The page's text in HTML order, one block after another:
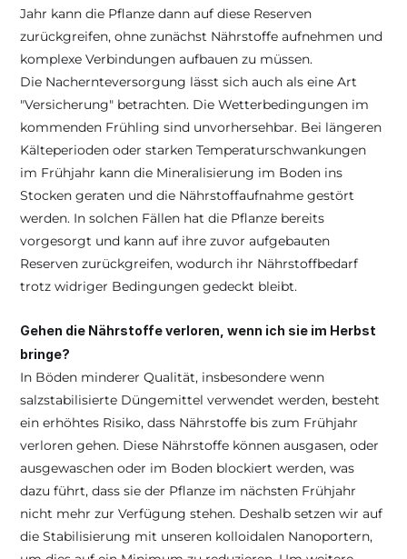
Jahr kann die Pflanze dann auf diese Reserven
zurückgreifen, ohne zunächst Nährstoffe aufnehmen und
komplexe Verbindungen aufbauen zu müssen.
Die Nachernteversorgung lässt sich auch als eine Art
"Versicherung" betrachten. Die Wetterbedingungen im
kommenden Frühling sind unvorhersehbar. Bei längeren
Kälteperioden oder starken Temperaturschwankungen
im Frühjahr kann die Mineralisierung im Boden ins
Stocken geraten und die Nährstoffaufnahme gestört
werden. In solchen Fällen hat die Pflanze bereits
vorgesorgt und kann auf ihre zuvor aufgebauten
Reserven zurückgreifen, wodurch ihr Nährstoffbedarf
trotz widriger Bedingungen gedeckt bleibt.
Gehen die Nährstoffe verloren, wenn ich sie im Herbst
bringe?
In Böden minderer Qualität, insbesondere wenn
salzstabilisierte Düngemittel verwendet werden, besteht
ein erhöhtes Risiko, dass Nährstoffe bis zum Frühjahr
verloren gehen. Diese Nährstoffe können ausgasen, oder
ausgewaschen oder im Boden blockiert werden, was
dazu führt, dass sie der Pflanze im nächsten Frühjahr
nicht mehr zur Verfügung stehen. Deshalb setzen wir auf
die Stabilisierung mit unseren kolloidalen Nanoportern,